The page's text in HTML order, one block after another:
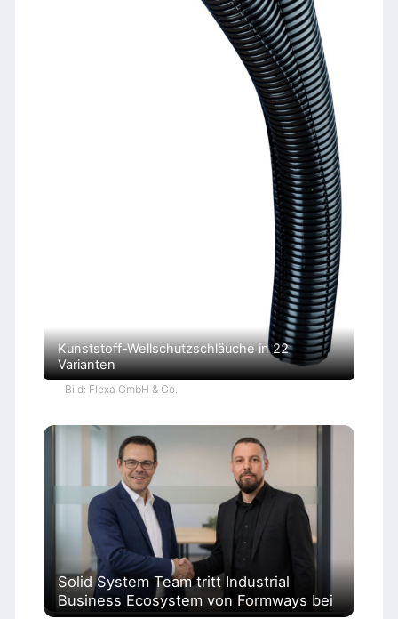
Kunststoff-Wellschutzschläuche in 22
Varianten
Bild: Flexa GmbH & Co.
Solid System Team tritt Industrial
Business Ecosystem von Formways bei